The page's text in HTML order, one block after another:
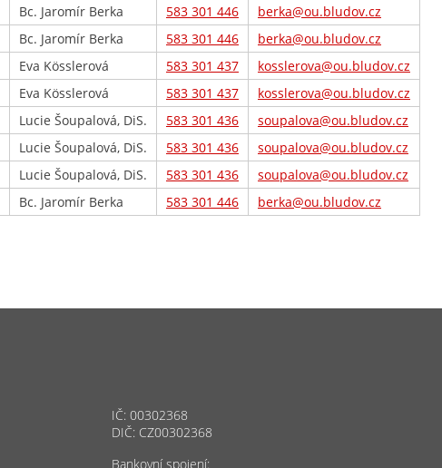
Bc. Jaromír Berka 583 301 446
berka@ou.bludov.cz
Bc. Jaromír Berka 583 301 446
berka@ou.bludov.cz
Eva Kösslerová 583 301 437
kosslerova@ou.bludov.cz
Eva Kösslerová 583 301 437
kosslerova@ou.bludov.cz
Lucie Šoupalová, DiS. 583 301 436
soupalova@ou.bludov.cz
Lucie Šoupalová, DiS. 583 301 436
soupalova@ou.bludov.cz
Lucie Šoupalová, DiS. 583 301 436
soupalova@ou.bludov.cz
Bc. Jaromír Berka 583 301 446 berka@ou.bludov.cz
IČ: 00302368
DIČ: CZ00302368
Bankovní spojení: